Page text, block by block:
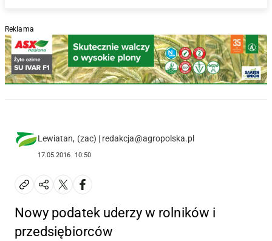
Reklama
Lewiatan, (zac) | redakcja@agropolska.pl
17.05.2016 10:50
Nowy podatek uderzy w rolników i
przedsiębiorców